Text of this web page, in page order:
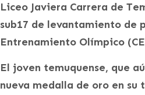
Liceo Javiera Carrera de
sub17 de levantamiento de
Entrenamiento Olímpico
El joven temuquense, que
nueva medalla de oro en